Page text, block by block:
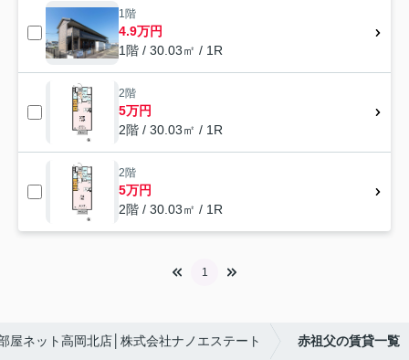
1階
4.9万円
1階 / 30.03㎡ / 1R
2階
5万円
2階 / 30.03㎡ / 1R
2階
5万円
2階 / 30.03㎡ / 1R
1
屋ネット高岡北店│株式会社ナノエステート 赤祖父の賃貸一覧